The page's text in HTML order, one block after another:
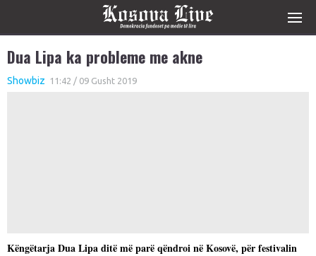
Dua Lipa ka probleme me akne
Showbiz 11:42 / 09 Gusht 2019
Këngëtarja Dua Lipa ditë më parë qëndroi në Kosovë, për festivalin